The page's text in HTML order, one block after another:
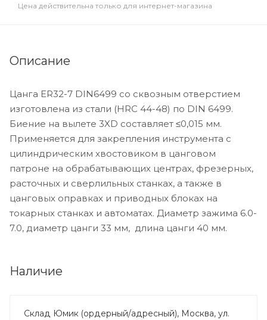
Цена действительна только для интернет-магазина
Описание
Цанга ER32-7 DIN6499 со сквозным отверстием
изготовлена из стали (HRC 44-48) по DIN 6499.
Биение на вылете 3XD составляет ≤0,015 мм.
Применяется для закрепления инструмента с
цилиндрическим хвостовиком в цанговом
патроне на обрабатывающих центрах, фрезерных,
расточных и сверлильных станках, а также в
цанговых оправках и приводных блоках на
токарных станках и автоматах. Диаметр зажима 6.0-
7.0, диаметр цанги 33 мм, длина цанги 40 мм.
Наличие
Склад Юмик (ордерный/адресный), Москва, ул.